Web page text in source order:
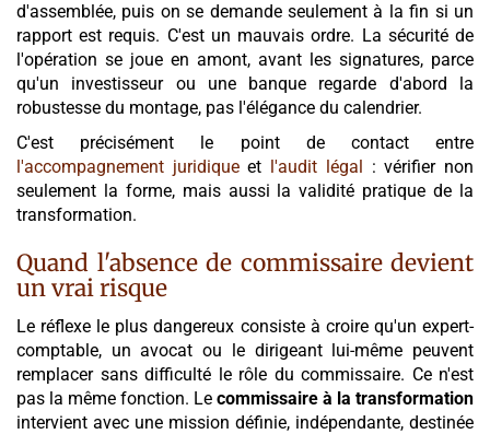
d'assemblée, puis on se demande seulement à la fin si un
rapport est requis. C'est un mauvais ordre. La sécurité de
l'opération se joue en amont, avant les signatures, parce
qu'un investisseur ou une banque regarde d'abord la
robustesse du montage, pas l'élégance du calendrier.
C'est précisément le point de contact entre
l'accompagnement juridiqueet l'audit légal : vérifier non
seulement la forme, mais aussi la validité pratique de la
transformation.
Quand l'absence de commissaire devient
un vrai risque
Le réflexe le plus dangereux consiste à croire qu'un expert-
comptable, un avocat ou le dirigeant lui-même peuvent
remplacer sans difficulté le rôle du commissaire. Ce n'est
pas la même fonction. Le commissaire à la transformation
intervient avec une mission définie, indépendante, destinée